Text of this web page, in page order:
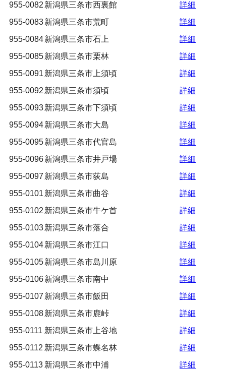
955-0082 新潟県三条市西裏館
詳細
955-0083新潟県三条市荒町
詳細
955-0084新潟県三条市石上
詳細
955-0085新潟県三条市栗林
詳細
955-0091 新潟県三条市上須頃
詳細
955-0092 新潟県三条市須頃
詳細
955-0093新潟県三条市下須頃
詳細
955-0094新潟県三条市大島
詳細
955-0095新潟県三条市代官島
詳細
955-0096新潟県三条市井戸場
詳細
955-0097 新潟県三条市荻島
詳細
955-0101 新潟県三条市曲谷
詳細
955-0102 新潟県三条市牛ケ首
詳細
955-0103新潟県三条市落合
詳細
955-0104新潟県三条市江口
詳細
955-0105新潟県三条市島川原
詳細
955-0106新潟県三条市南中
詳細
955-0107 新潟県三条市飯田
詳細
955-0108新潟県三条市鹿峠
詳細
955-0111 新潟県三条市上谷地
詳細
955-0112 新潟県三条市蝶名林
詳細
955-0113 新潟県三条市中浦 詳細